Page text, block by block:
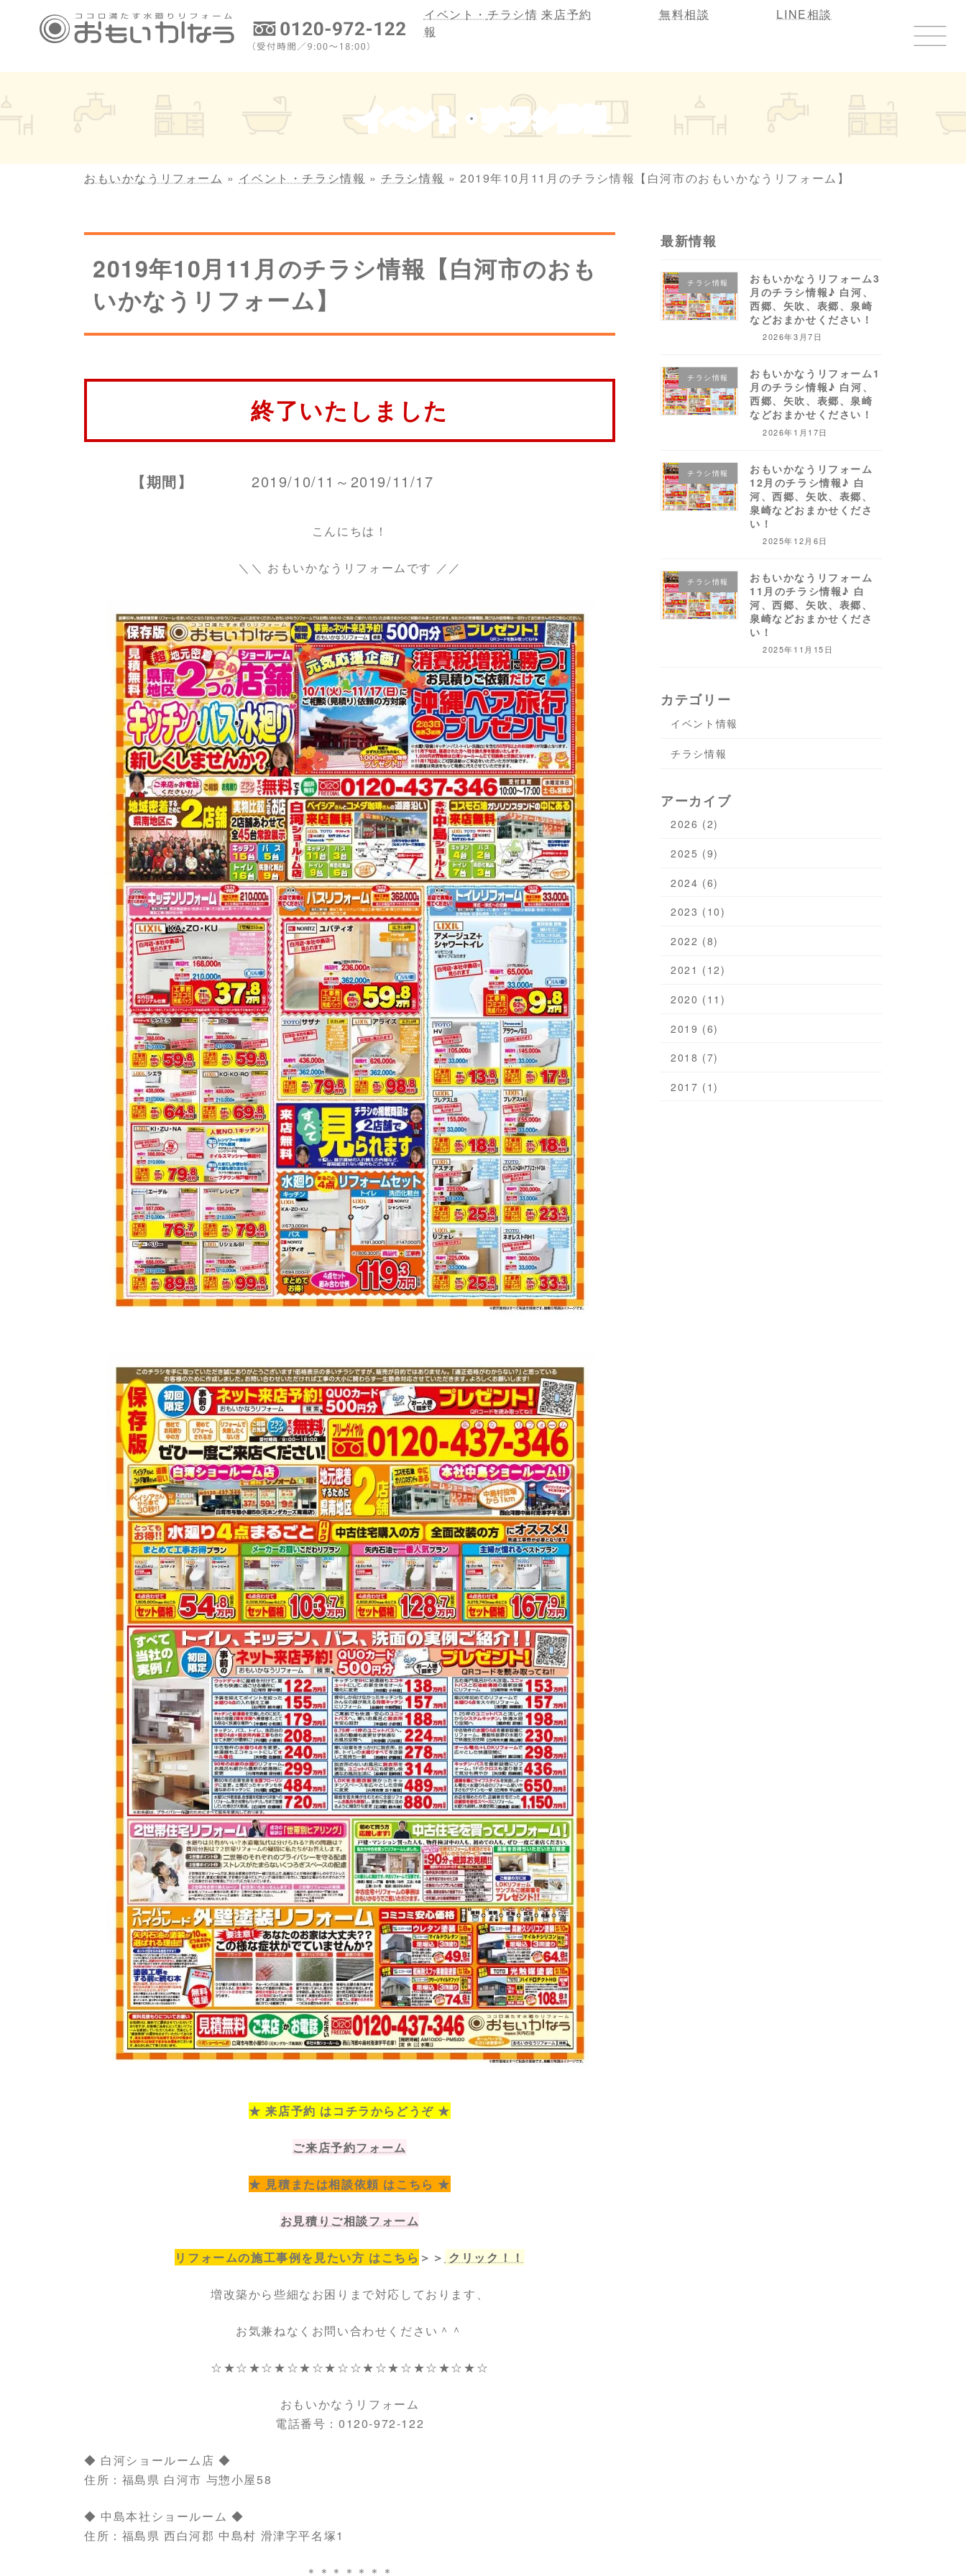
ツ
へ
ス
プ
シ
ョ
ン
動
イベント・ チラシ情
報
来店予約 無料相談 LINE相談
イベント・チラシ情報
おもいかなうリフォーム » イベント・チラシ情報 » チラシ情報 »2019年10月11月のチラシ情報【白河市のおもいかなうリフォーム】
2019年10月11月のチラシ情報【白河市のおも
いかなうリフォーム】
終了いたしました
【期間】 2019/10/11～2019/11/17
こんにちは！
＼＼ おもいかなうリフォームです ／／
★ 来店予約 はコチラからどうぞ ★
ご来店予約フォーム
★ 見積または相談依頼 はこちら ★
お見積りご相談フォーム
リフォームの施工事例を見たい方 はこちら ＞＞ クリック！！
増改築から些細なお困りまで対応しております、
お気兼ねなくお問い合わせください＾＾
☆★☆★☆★☆★☆★☆☆★☆★☆★☆★☆★☆
おもいかなうリフォーム
電話番号：0120-972-122
◆ 白河ショールーム店 ◆
住所：福島県 白河市 与惣小屋58
◆ 中島本社ショールーム ◆
住所：福島県 西白河郡 中島村 滑津字平名塚1
＊＊＊＊＊＊＊
最新情報
チラシ情報
おもいかなうリフォーム3
月のチラシ情報♪ 白河、
西郷、矢吹、表郷、泉崎
などおまかせください！
2026年3月7日
チラシ情報
おもいかなうリフォーム1
月のチラシ情報♪ 白河、
西郷、矢吹、表郷、泉崎
などおまかせください！
2026年1月17日
チラシ情報
おもいかなうリフォーム
12月のチラシ情報♪ 白
河、西郷、矢吹、表郷、
泉崎などおまかせくださ
い！
2025年12月6日
チラシ情報
おもいかなうリフォーム
11月のチラシ情報♪ 白
河、西郷、矢吹、表郷、
泉崎などおまかせくださ
い！
2025年11月15日
カテゴリー
イベント情報
チラシ情報
アーカイブ
2026 (2)
2025 (9)
2024 (6)
2023 (10)
2022 (8)
2021 (12)
2020 (11)
2019 (6)
2018 (7)
2017 (1)